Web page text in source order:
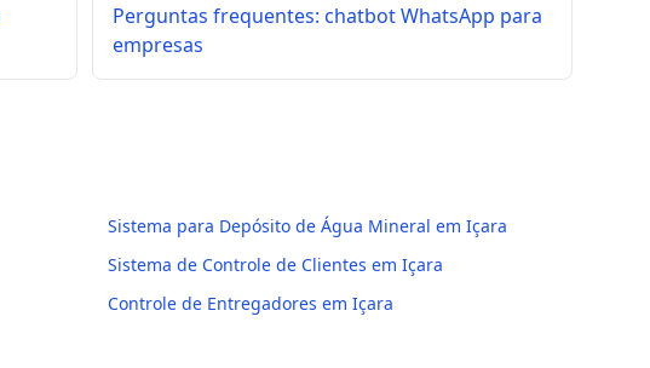
Perguntas frequentes: chatbot WhatsApp para
empresas
Sistema para Depósito de Água Mineral em Içara
Sistema de Controle de Clientes em Içara
Controle de Entregadores em Içara